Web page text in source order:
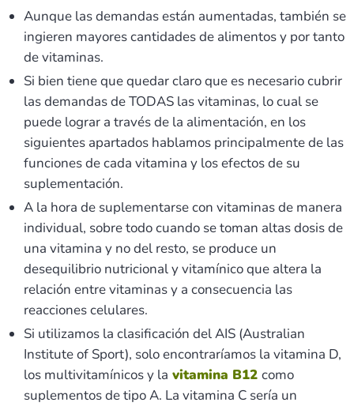
Aunque las demandas están aumentadas, también se
ingieren mayores cantidades de alimentos y por tanto
de vitaminas.
Si bien tiene que quedar claro que es necesario cubrir
las demandas de TODAS las vitaminas, lo cual se
puede lograr a través de la alimentación, en los
siguientes apartados hablamos principalmente de las
funciones de cada vitamina y los efectos de su
suplementación.
A la hora de suplementarse con vitaminas de manera
individual, sobre todo cuando se toman altas dosis de
una vitamina y no del resto, se produce un
desequilibrio nutricional y vitamínico que altera la
relación entre vitaminas y a consecuencia las
reacciones celulares.
Si utilizamos la clasificación del AIS (Australian
Institute of Sport), solo encontraríamos la vitamina D,
los multivitamínicos y la vitamina B12 como
suplementos de tipo A. La vitamina C sería un